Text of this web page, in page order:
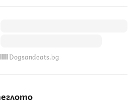
Dogsandcats.bg